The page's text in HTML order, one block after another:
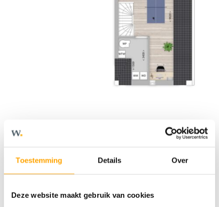
Toestemming Details Over
Deze website maakt gebruik van cookies